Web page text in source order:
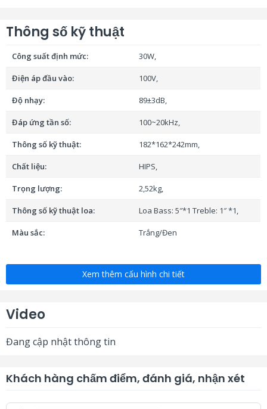
Lớp học: Giúp học viên nghe rõ, nâng cao chất lượng
giảng dạy.
Nhà hàng, quán cafe: Tạo không gian thư giãn với âm
Nhà thờ, hội trường: Âm thanh phủ rộng, phù hợp với
không gian lớn.
Đang cập nhật thông tin
Thông số kỹ thuật
Công suất định mức: 30W,
Điện áp đầu vào: 100V,
Độ nhạy: 89±3dB,
Đáp ứng tần số: 100~20kHz,
Thông số kỹ thuật: 182*162*242mm,
Chất liệu: HIPS,
Trọng lượng: 2,52kg,
Thông số kỹ thuật loa: Loa Bass: 5″*1 Treble: 1″ *1,
Màu sắc: Trắng/Đen
Xem thêm cấu hình chi tiết
Video
Đang cập nhật thông tin
Khách hàng chấm điểm, đánh giá, nhận xét